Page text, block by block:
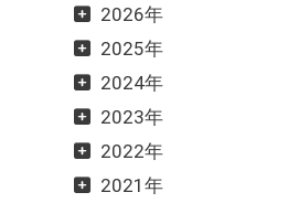
2026年
2025年
2024年
2023年
2022年
2021年